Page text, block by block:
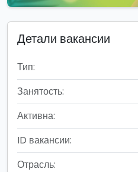
Детали вакансии
Тип:
Занятость:
Активна:
ID вакансии:
Отрасль: